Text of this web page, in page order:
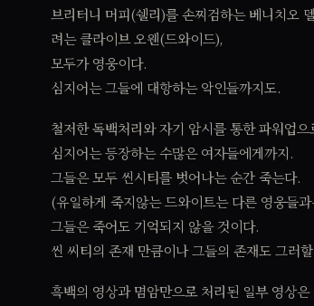
브리터니 머피(쉘리)를 손찌검하는 베니치오
려는 클라이브 오웬(드와이드),
모두가 영웅이다.
심지어는 그들에 대항하는 악인들까지도.
철저한 독백처리와 자기 암시를 통한 파워업
심지어는 등장하는 수많은 여자들에게까지.
그들은 모두 씬시티를 벗어나는 순간 죽는다.
(유일하게 죽지않는 드와이트는 다른 영웅들
그들은 죽어도 기억되지 않을 것이다.
씬 씨티의 존재 만큼이나 그들의 존재도 그러
흑백의 영상과 몀암만으로 처리된 일부 영상